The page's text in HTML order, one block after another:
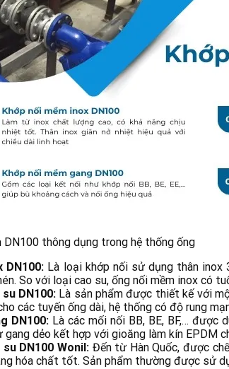
DN100 thông dụng trong hệ thống ống
DN100: Là loại khớp nối sử dụng thân inox
So với loại cao su, ống nối mềm inox có
DN100: Là sản phẩm được thiết kế với
các tuyến ống dài, hệ thống có độ rung
DN100: Là các mối nối BB, BE, BF,…
dẻo kết hợp với gioăng làm kín EPDM
DN100 Wonil: Đến từ Hàn Quốc, được
hóa chất tốt. Sản phẩm thường được sử